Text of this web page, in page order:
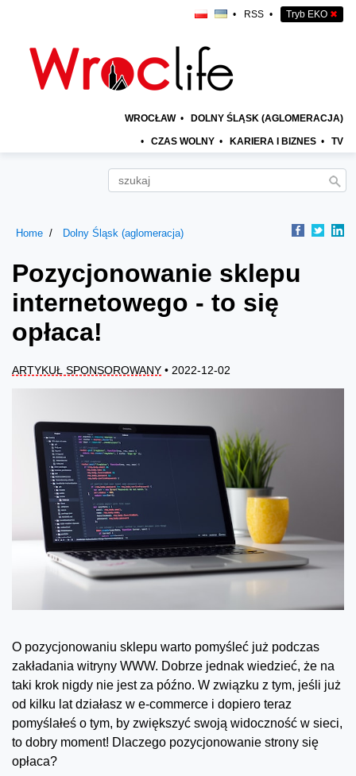
• RSS • Tryb EKO ✖
WROCŁAW • DOLNY ŚLĄSK (AGLOMERACJA)
• CZAS WOLNY • KARIERA I BIZNES • TV
Home Dolny Śląsk (aglomeracja)
Pozycjonowanie sklepu
internetowego - to się
opłaca!
ARTYKUŁ SPONSOROWANY • 2022-12-02
O pozycjonowaniu sklepu warto pomyśleć już podczas
zakładania witryny WWW. Dobrze jednak wiedzieć, że na
taki krok nigdy nie jest za późno. W związku z tym, jeśli już
od kilku lat działasz w e-commerce i dopiero teraz
pomyślałeś o tym, by zwiększyć swoją widoczność w sieci,
to dobry moment! Dlaczego pozycjonowanie strony się
opłaca?